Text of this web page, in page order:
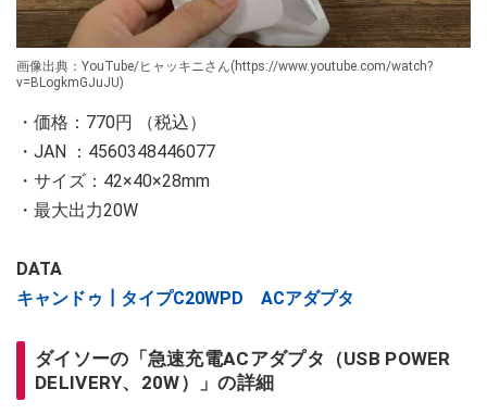
画像出典：YouTube/ヒャッキニさん(https://www.youtube.com/watch?
v=BLogkmGJuJU)
・価格：770円 （税込）
・JAN ：4560348446077
・サイズ：42×40×28mm
・最大出力20W
DATA
キャンドゥ┃タイプC20WPD ACアダプタ
ダイソーの「急速充電ACアダプタ（USB POWER
DELIVERY、20W）」の詳細